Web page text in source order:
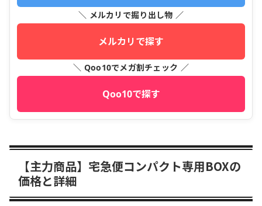
＼ メルカリで掘り出し物 ／
メルカリで探す
＼ Qoo10でメガ割チェック ／
Qoo10で探す
【主力商品】宅急便コンパクト専用BOXの
価格と詳細